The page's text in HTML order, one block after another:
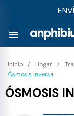
menu
Inicio Hogar
Ósmosis inversa
ÓSMOSIS